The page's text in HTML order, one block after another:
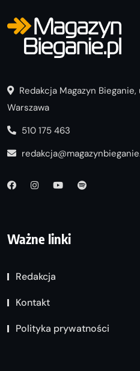
Redakcja Magazyn
Warszawa
510 175 463
Ważne linki
Redakcja
Kontakt
Polityka prywatności